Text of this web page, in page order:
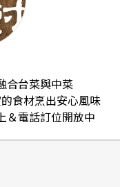
合台菜與中菜
食材烹出安心風味
＆電話訂位開放中